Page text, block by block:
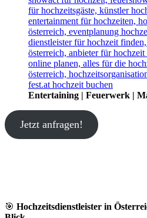
Entertaining | Feuerwerk |
Jetzt anfragen!
🎯 Hochzeitsdienstleister in